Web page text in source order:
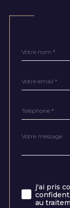
par
*
*
*
Fieldset
Message
*
j'ai pris
au